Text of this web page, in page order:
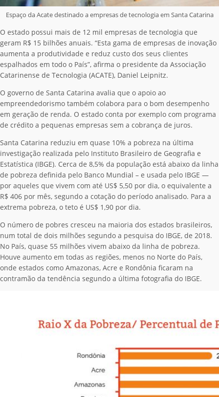
Espaço da Acate destinado a empresas de tecnologia em Santa Catarina
O estado possui mais de 12 mil empresas de tecnologia que
geram R$ 15 bilhões anuais. “Esta gama de empresas de inovação
aumenta a produtividade e reduz custo dos seus clientes
espalhados em todo o País”, afirma o presidente da Associação
Catarinense de Tecnologia (ACATE), Daniel Leipnitz.
O governo de Santa Catarina avalia que o apoio ao
empreendedorismo também colabora para o bom desempenho
em geração de renda. O estado conta por exemplo com programa
de crédito a pequenas empresas sem a cobrança de juros.
Santa Catarina reduziu em quase 10% a pobreza na última
investigação realizada pelo Instituto Brasileiro de Geografia e
Estatística (IBGE). Cerca de 8,5% da população está abaixo da linha
de pobreza definida pelo Banco Mundial – e usada pelo IBGE —
por aqueles que vivem com até US$ 5,50 por dia, o equivalente a
R$ 406 por mês, segundo a cotação do período analisado. Para a
extrema pobreza, o teto é US$ 1,90 por dia.
O número de pobres cresceu na maioria dos estados brasileiros,
num total de dois milhões segundo a pesquisa do IBGE, de 2018.
No País, quase 55 milhões vivem abaixo da linha de pobreza.
Houve aumento em todas as regiões, menos no Norte do País,
onde estados como Amazonas, Acre e Rondônia ficaram na
contramão da tendência segundo a última fotografia do IBGE.